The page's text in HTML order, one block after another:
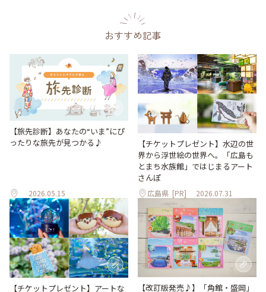
おすすめ記事
【旅先診断】あなたの“いま”にぴ
ったりな旅先が見つかる♪
2026.05.15
【チケットプレゼント】水辺の世
界から浮世絵の世界へ。「広島も
とまち水族館」ではじまるアート
さんぽ
広島県 [PR] 2026.07.31
【チケットプレゼント】アートな 【改訂版発売♪】「角館・盛岡」